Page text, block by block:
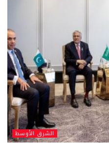
الشرق الأوسط